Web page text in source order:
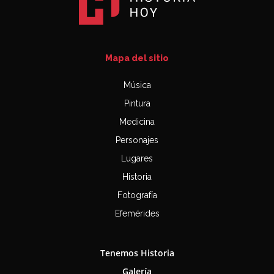
Mapa del sitio
Música
Pintura
Medicina
Personajes
Lugares
Historia
Fotografía
Efemérides
Tenemos Historia
Galería